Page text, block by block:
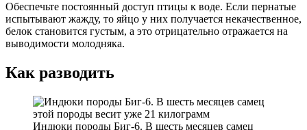
Обеспечьте постоянный доступ птицы к воде. Если пернатые
испытывают жажду, то яйцо у них получается некачественное,
белок становится густым, а это отрицательно отражается на
выводимости молодняка.
Как разводить
Индюки породы Биг-6. В шесть месяцев самец